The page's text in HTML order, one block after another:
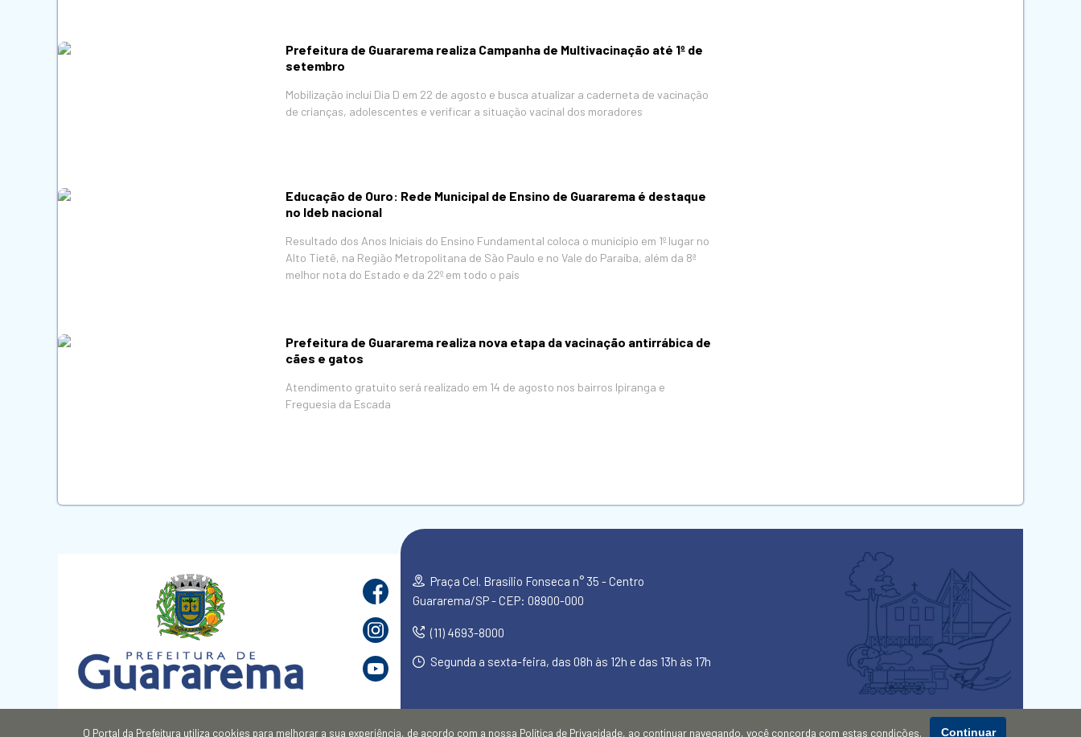
Prefeitura de Guararema realiza Campanha de Multivacinação até 1º de
setembro
Mobilização inclui Dia D em 22 de agosto e busca atualizar a caderneta de vacinação
de crianças, adolescentes e verificar a situação vacinal dos moradores
Educação de Ouro: Rede Municipal de Ensino de Guararema é destaque
no Ideb nacional
Resultado dos Anos Iniciais do Ensino Fundamental coloca o município em 1º lugar no
Alto Tietê, na Região Metropolitana de São Paulo e no Vale do Paraíba, além da 8ª
melhor nota do Estado e da 22º em todo o país
Prefeitura de Guararema realiza nova etapa da vacinação antirrábica de
cães e gatos
Atendimento gratuito será realizado em 14 de agosto nos bairros Ipiranga e
Freguesia da Escada
Praça Cel. Brasílio Fonseca n° 35 - Centro
Guararema/SP - CEP: 08900-000
(11) 4693-8000
Segunda a sexta-feira, das 08h às 12h e das 13h às 17h
O Portal da Prefeitura utiliza cookies para melhorar a sua experiência, de acordo com a nossa Política de Privacidade, ao continuar navegando, você concorda com estas condições. Continuar